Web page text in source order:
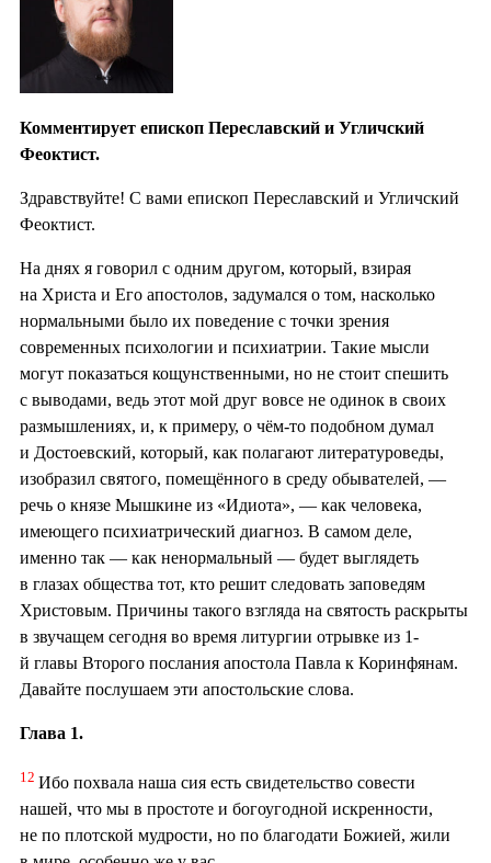
Комментирует епископ Переславский и Угличский
Феоктист.
Здравствуйте! С вами епископ Переславский и Угличский
Феоктист.
На днях я говорил с одним другом, который, взирая
на Христа и Его апостолов, задумался о том, насколько
нормальными было их поведение с точки зрения
современных психологии и психиатрии. Такие мысли
могут показаться кощунственными, но не стоит спешить
с выводами, ведь этот мой друг вовсе не одинок в своих
размышлениях, и, к примеру, о чём-то подобном думал
и Достоевский, который, как полагают литературоведы,
изобразил святого, помещённого в среду обывателей, —
речь о князе Мышкине из «Идиота», — как человека,
имеющего психиатрический диагноз. В самом деле,
именно так — как ненормальный — будет выглядеть
в глазах общества тот, кто решит следовать заповедям
Христовым. Причины такого взгляда на святость раскрыты
в звучащем сегодня во время литургии отрывке из 1-
й главы Второго послания апостола Павла к Коринфянам.
Давайте послушаем эти апостольские слова.
Глава 1.
12 Ибо похвала наша сия есть свидетельство совести
нашей, что мы в простоте и богоугодной искренности,
не по плотской мудрости, но по благодати Божией, жили